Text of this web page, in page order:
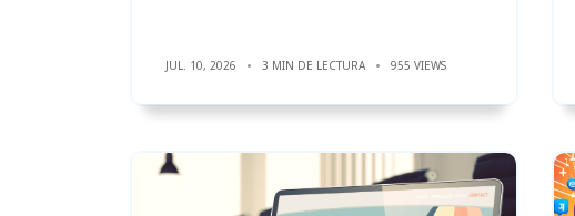
JUL. 10, 2026 3 MIN DE LECTURA 955 VIEWS